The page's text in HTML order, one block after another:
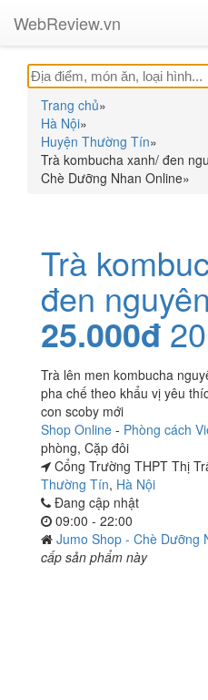
WebReview.vn
Trang chủ»
Hà Nội»
Huyện Thường Tín»
Trà kombucha xanh/ đen
Chè Dưỡng Nhan Online»
Trà
đen
25.000đ
Trà lên men kombucha
pha chế theo khẩu vị yêu
con scoby mới
Shop Online - Phòng cách
phòng, Cặp đôi
Cổng Trường THPT Thị
Thường Tín, Hà Nội
Đang cập nhật
09:00 - 22:00
Jumo Shop - Chè Dưỡng
cấp sản phẩm này